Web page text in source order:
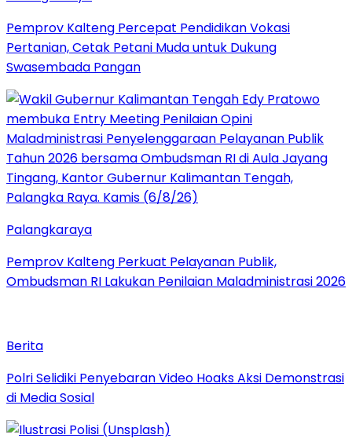
Pemprov Kalteng Percepat Pendidikan Vokasi
Pertanian, Cetak Petani Muda untuk Dukung
Swasembada Pangan
Palangkaraya
Pemprov Kalteng Perkuat Pelayanan Publik,
Ombudsman RI Lakukan Penilaian Maladministrasi 2026
Berita
Polri Selidiki Penyebaran Video Hoaks Aksi Demonstrasi
di Media Sosial